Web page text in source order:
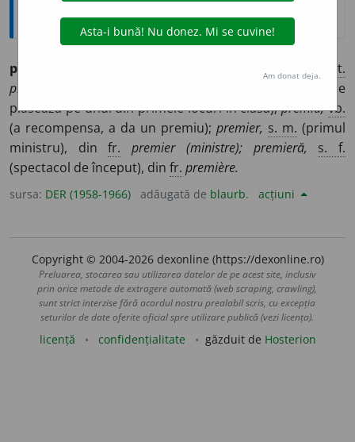
Etimologice
pr
Lat.
praemium
(elev care se
plasează pe unul din primele locuri în clasă);premia, vb.
(a recompensa, a da un premiu); premier, s. m. (primul
ministru), dinfr. premier (ministre); premieră,
s. f.
(spectacol de început), din fr. première.
sursa: DER (1958-1966) adăugată de blaurb. acțiuni
Copyright © 2004-2026 dexonline (https://dexonline.ro)
Preluarea, stocarea sau utilizarea datelor de pe acest site, inclusiv
prin orice metode de extragere automată (web scraping, crawling),
sunt strict interzise fără acordul nostru prealabil scris, cu excepția
seturilor de date oferite oficial spre utilizare publică (vezi licența).
licență confidențialitate găzduit de Hosterion
Am donat deja.